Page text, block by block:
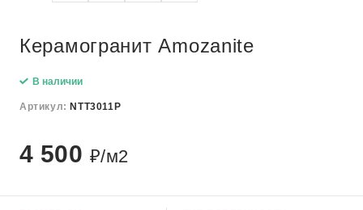
Керамогранит Amozanite
В наличии
Артикул: NTT3011P
4 500 ₽/м2